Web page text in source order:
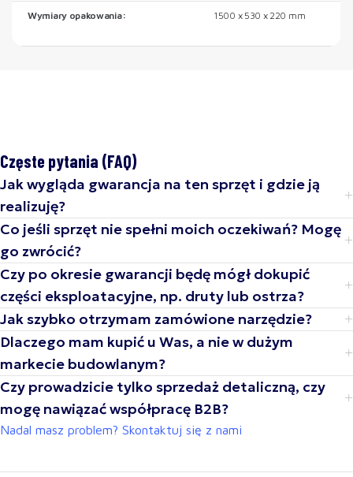
Wymiary opakowania: 1500 x 530 x 220 mm
Częste pytania (FAQ)
Jak wygląda gwarancja na ten sprzęt i gdzie ją
realizuję?
Co jeśli sprzęt nie spełni moich oczekiwań? Mogę
go zwrócić?
Czy po okresie gwarancji będę mógł dokupić
części eksploatacyjne, np. druty lub ostrza?
Jak szybko otrzymam zamówione narzędzie?
Dlaczego mam kupić u Was, a nie w dużym
markecie budowlanym?
Czy prowadzicie tylko sprzedaż detaliczną, czy
mogę nawiązać współpracę B2B?
Nadal masz problem? Skontaktuj się z nami